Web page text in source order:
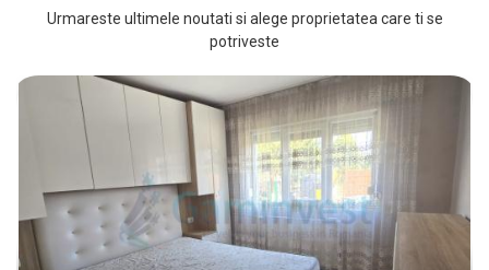
Urmareste ultimele noutati si alege proprietatea care ti se
potriveste